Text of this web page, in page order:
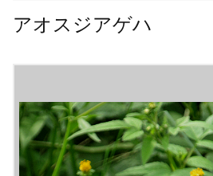
アオスジアゲハ